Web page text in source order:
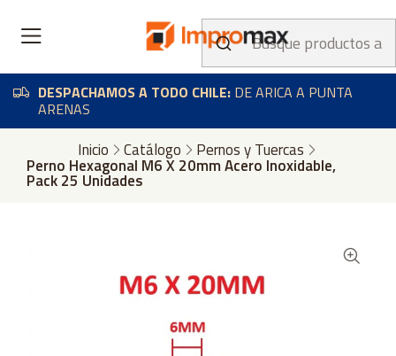
DESPACHAMOS A TODO CHILE: DE ARICA A PUNTA
ARENAS
Inicio Catálogo Pernos y Tuercas
Perno Hexagonal M6 X 20mm Acero Inoxidable,
Pack 25 Unidades